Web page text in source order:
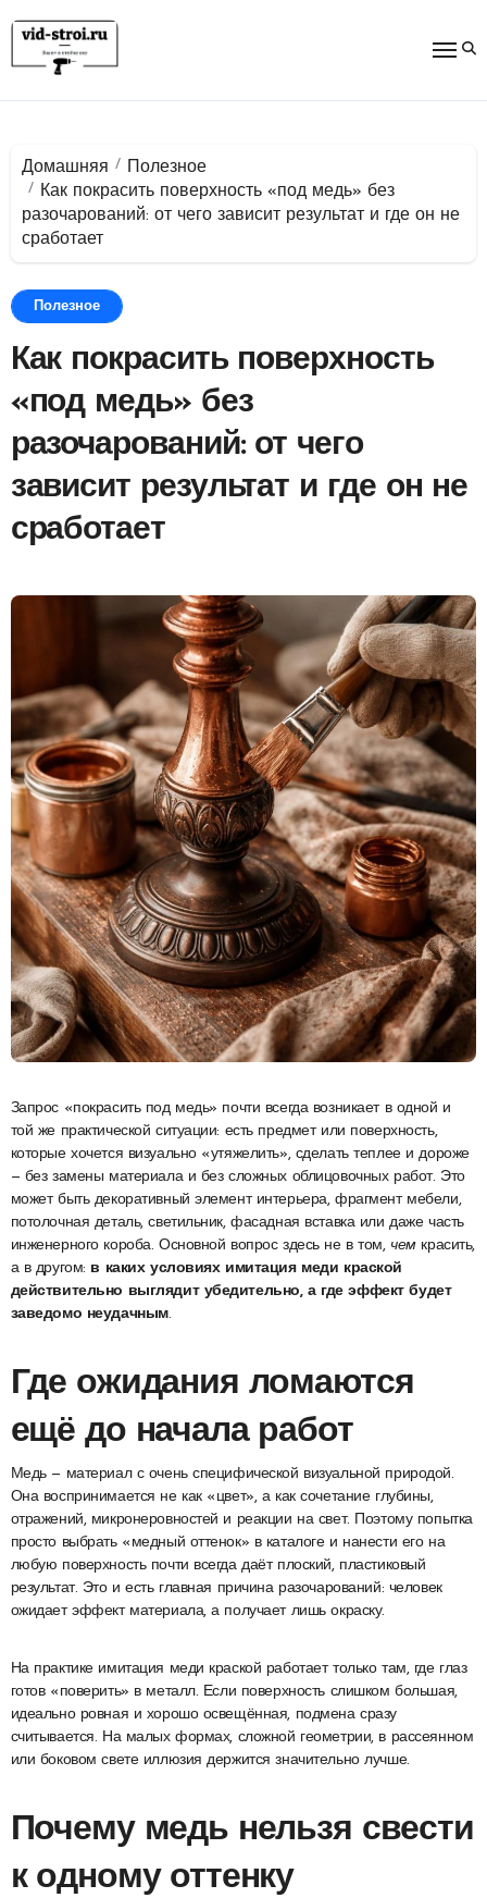
содержимому
Домашняя
Полезное
Как покрасить поверхность «под медь» без
разочарований: от чего зависит результат и где он не
сработает
Полезное
Как покрасить поверхность
«под медь» без
разочарований: от чего
зависит результат и где он не
сработает
Запрос «покрасить под медь» почти всегда возникает в одной и
той же практической ситуации: есть предмет или поверхность,
которые хочется визуально «утяжелить», сделать теплее и дороже
— без замены материала и без сложных облицовочных работ. Это
может быть декоративный элемент интерьера, фрагмент мебели,
потолочная деталь, светильник, фасадная вставка или даже часть
инженерного короба. Основной вопрос здесь не в том, чемкрасить,
а в другом: в каких условиях имитация меди краской
действительно выглядит убедительно, а где эффект будет
заведомо неудачным.
Где ожидания ломаются
ещё до начала работ
Медь — материал с очень специфической визуальной природой.
Она воспринимается не как «цвет», а как сочетание глубины,
отражений, микронеровностей и реакции на свет. Поэтому попытка
просто выбрать «медный оттенок» в каталоге и нанести его на
любую поверхность почти всегда даёт плоский, пластиковый
результат. Это и есть главная причина разочарований: человек
ожидает эффект материала, а получает лишь окраску.
На практике имитация меди краской работает только там, где глаз
готов «поверить» в металл. Если поверхность слишком большая,
идеально ровная и хорошо освещённая, подмена сразу
считывается. На малых формах, сложной геометрии, в рассеянном
или боковом свете иллюзия держится значительно лучше.
Почему медь нельзя свести
к одному оттенку